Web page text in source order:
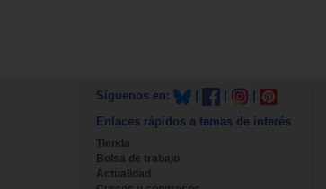
Síguenos en:
Enlaces rápidos a temas de interés
Tienda
Bolsa de trabajo
Actualidad